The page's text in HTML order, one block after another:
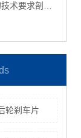
擦片的养护方式
轮刹车片